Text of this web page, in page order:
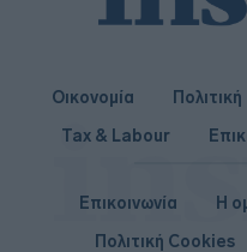
Οικονομία Πολιτική
Tax & Labour
Επικοινωνία Η
Πολιτική Cookies